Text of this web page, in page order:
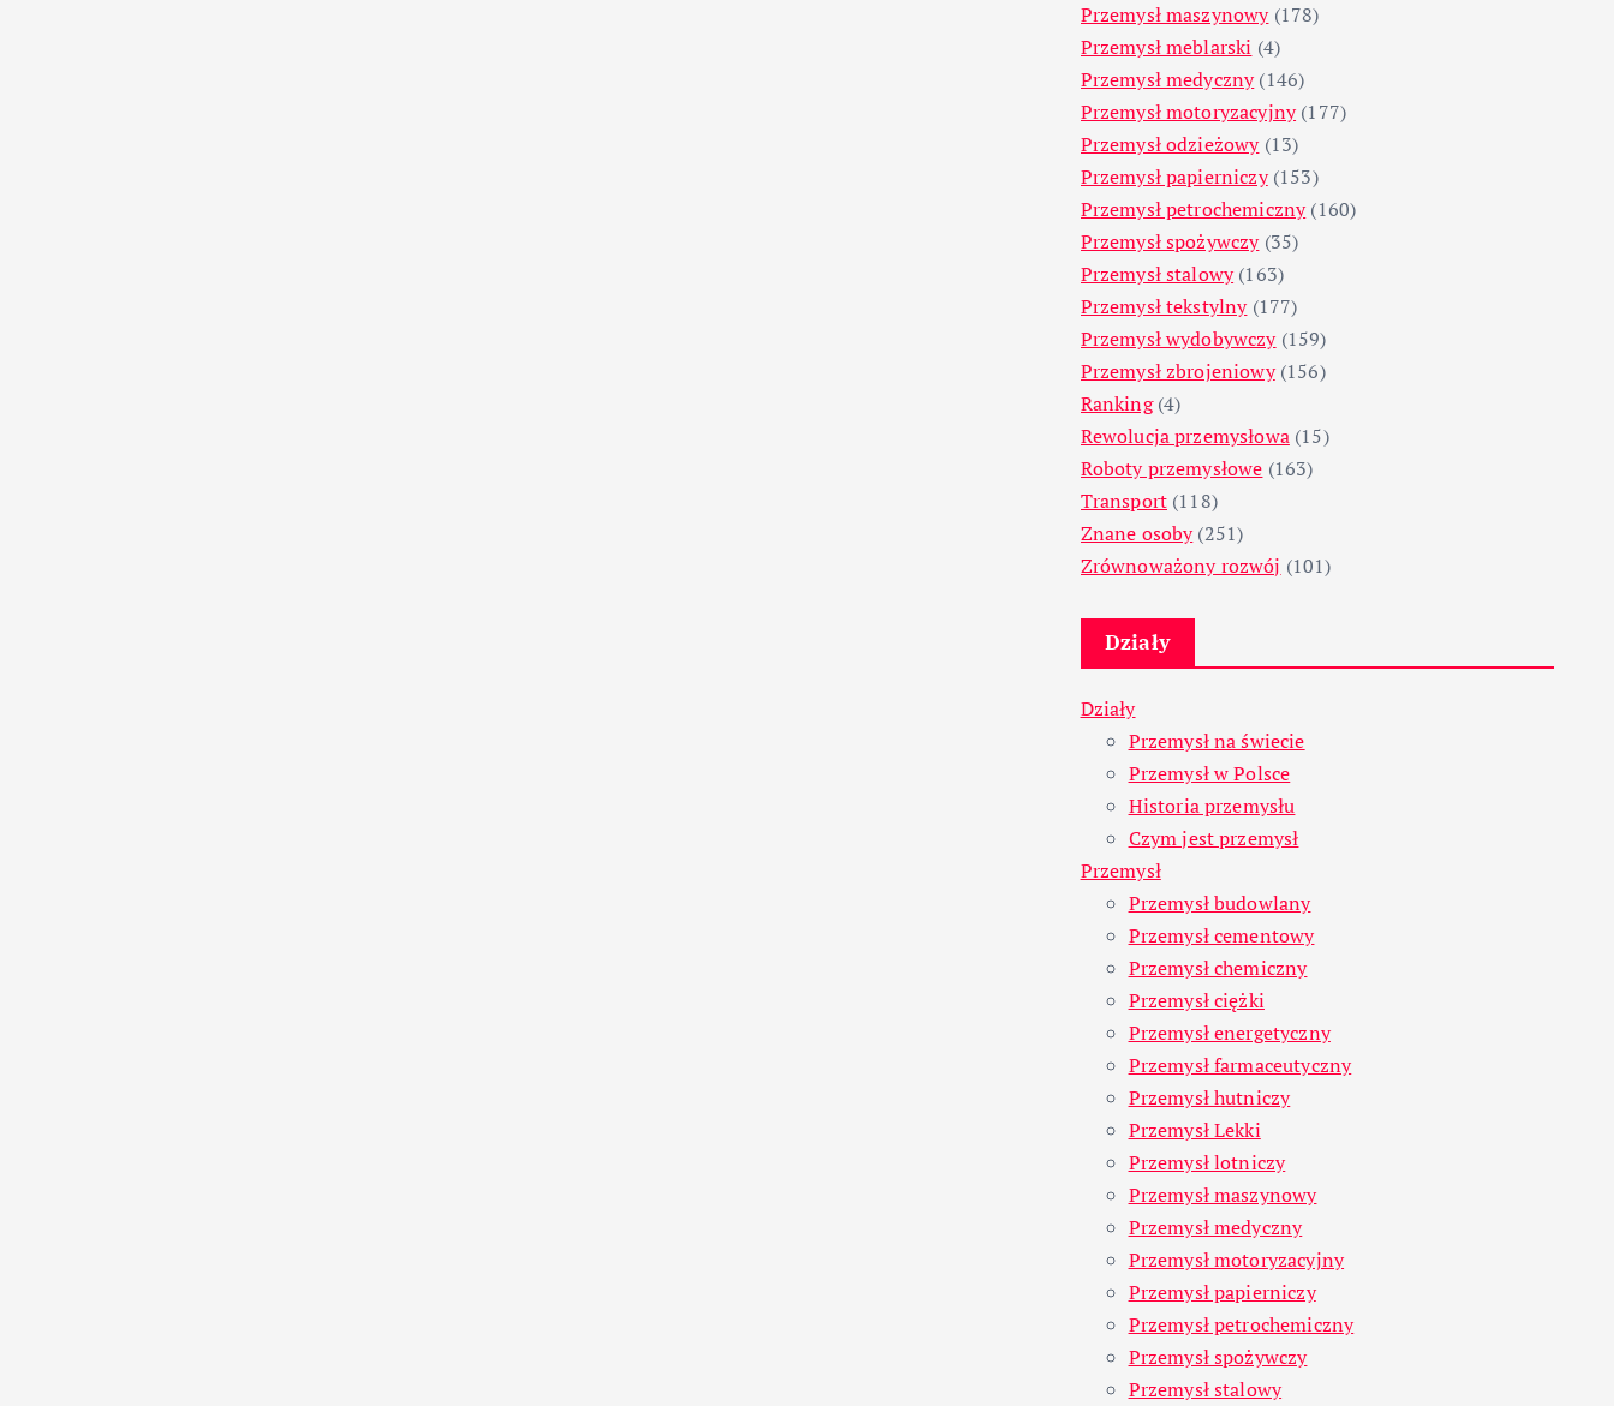
Przemysł maszynowy(178)
Przemysł meblarski (4)
Przemysł medyczny(146)
Przemysł motoryzacyjny(177)
Przemysł odzieżowy(13)
Przemysł papierniczy(153)
Przemysł petrochemiczny(160)
Przemysł spożywczy(35)
Przemysł stalowy(163)
Przemysł tekstylny(177)
Przemysł wydobywczy(159)
Przemysł zbrojeniowy(156)
Ranking(4)
Rewolucja przemysłowa(15)
Roboty przemysłowe (163)
Transport (118)
Znane osoby(251)
Zrównoważony rozwój (101)
Działy
Działy
Przemysł na świecie
Przemysł w Polsce
Historia przemysłu
Czym jest przemysł
Przemysł
Przemysł budowlany
Przemysł cementowy
Przemysł chemiczny
Przemysł ciężki
Przemysł energetyczny
Przemysł farmaceutyczny
Przemysł hutniczy
Przemysł Lekki
Przemysł lotniczy
Przemysł maszynowy
Przemysł medyczny
Przemysł motoryzacyjny
Przemysł papierniczy
Przemysł petrochemiczny
Przemysł spożywczy
Przemysł stalowy